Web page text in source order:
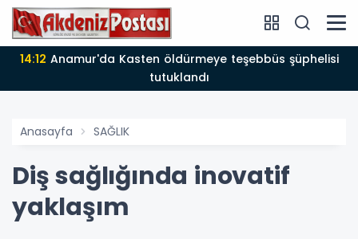
14:12
tutuklandı
Anasayfa SAĞLIK
Diş sağlığında inovatif
yaklaşım